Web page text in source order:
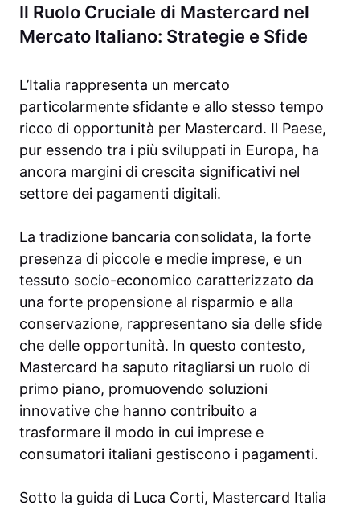
Il Ruolo Cruciale di Mastercard nel
Mercato Italiano: Strategie e Sfide
L’Italia rappresenta un mercato
particolarmente sfidante e allo stesso tempo
ricco di opportunità per Mastercard. Il Paese,
pur essendo tra i più sviluppati in Europa, ha
ancora margini di crescita significativi nel
settore dei pagamenti digitali.
La tradizione bancaria consolidata, la forte
presenza di piccole e medie imprese, e un
tessuto socio-economico caratterizzato da
una forte propensione al risparmio e alla
conservazione, rappresentano sia delle sfide
che delle opportunità. In questo contesto,
Mastercard ha saputo ritagliarsi un ruolo di
primo piano, promuovendo soluzioni
innovative che hanno contribuito a
trasformare il modo in cui imprese e
consumatori italiani gestiscono i pagamenti.
Sotto la guida di Luca Corti, Mastercard Italia